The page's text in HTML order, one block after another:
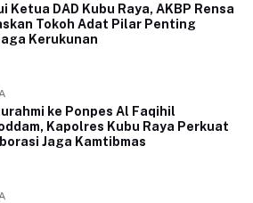
Ketua DAD Kubu Raya, AKBP Rensa
Tokoh Adat Pilar Penting
Kerukunan
ke Ponpes Al Faqihil
Kapolres Kubu Raya Perkuat
Jaga Kamtibmas